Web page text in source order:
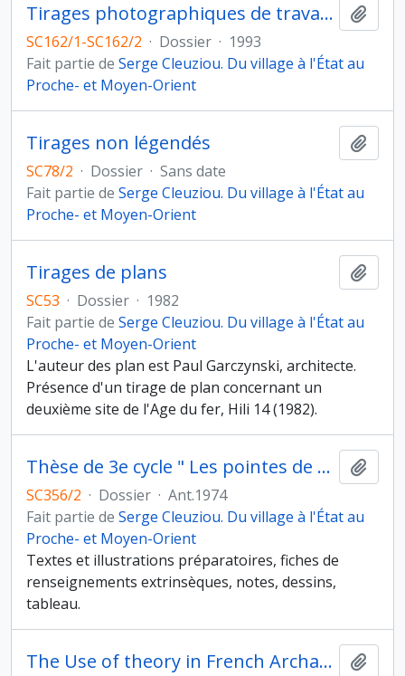
Tirages photographiques de travaux antérieurs
SC162/1-SC162/2 · Dossier · 1993
Fait partie de Serge Cleuziou. Du village à l'État au
Proche- et Moyen-Orient
Tirages non légendés
SC78/2 · Dossier · Sans date
Fait partie de Serge Cleuziou. Du village à l'État au
Proche- et Moyen-Orient
Tirages de plans
SC53 · Dossier · 1982
Fait partie de Serge Cleuziou. Du village à l'État au
Proche- et Moyen-Orient
L'auteur des plan est Paul Garczynski, architecte.
Présence d'un tirage de plan concernant un
deuxième site de l'Age du fer, Hili 14 (1982).
Thèse de 3e cycle " Les pointes de flèches en métal au Proche et Moyen-Orient, des origines à la période achéménide, étude typologique "
SC356/2 · Dossier · Ant.1974
Fait partie de Serge Cleuziou. Du village à l'État au
Proche- et Moyen-Orient
Textes et illustrations préparatoires, fiches de
renseignements extrinsèques, notes, dessins,
tableau.
The Use of theory in French Archaeology